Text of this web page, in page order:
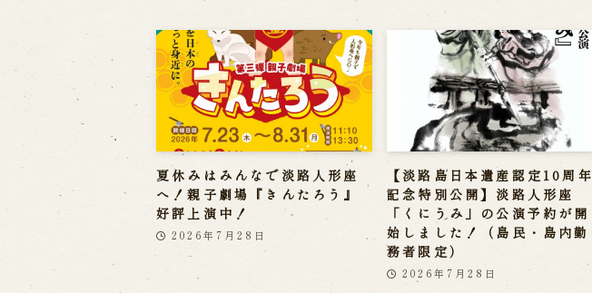
夏休みはみんなで淡路人形座
へ！親子劇場『きんたろう』
好評上演中！
2026年7月28日
【淡路島日本遺産認定10周年
記念特別公開】淡路人形座
「くにうみ」の公演予約が開
始しました！（島民・島内勤
務者限定）
2026年7月28日